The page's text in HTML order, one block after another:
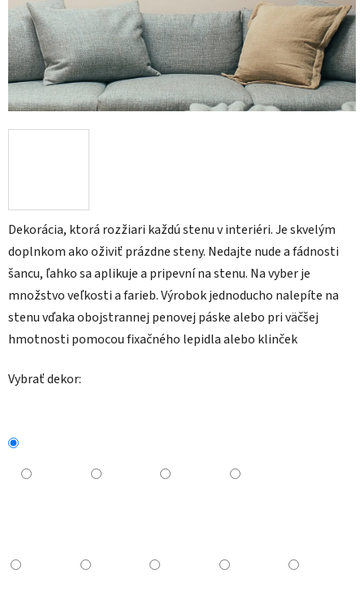
Dekorácia, ktorá rozžiari každú stenu v interiéri. Je skvelým
doplnkom ako oživiť prázdne steny. Nedajte nude a fádnosti
šancu, ľahko sa aplikuje a pripevní na stenu. Na vyber je
množstvo veľkosti a farieb. Výrobok jednoducho nalepíte na
stenu vďaka obojstrannej penovej páske alebo pri väčšej
hmotnosti pomocou fixačného lepidla alebo klinček
Vybrať dekor: